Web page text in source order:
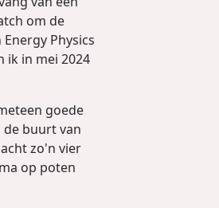
om de
Physics
ik in mei 2024
goede
buurt van
zo'n vier
op poten